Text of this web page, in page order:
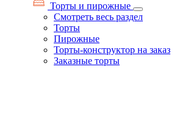
Торты и пирожные
Смотреть весь раздел
Торты
Пирожные
Торты-конструктор на заказ
Заказные торты